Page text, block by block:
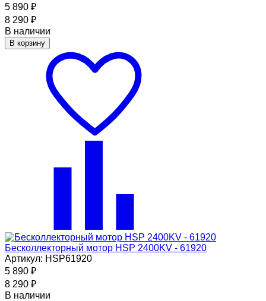
5 890 ₽
8 290 ₽
В наличии
В корзину
Бесколлекторный мотор HSP 2400KV - 61920
Артикул: HSP61920
5 890 ₽
8 290 ₽
В наличии